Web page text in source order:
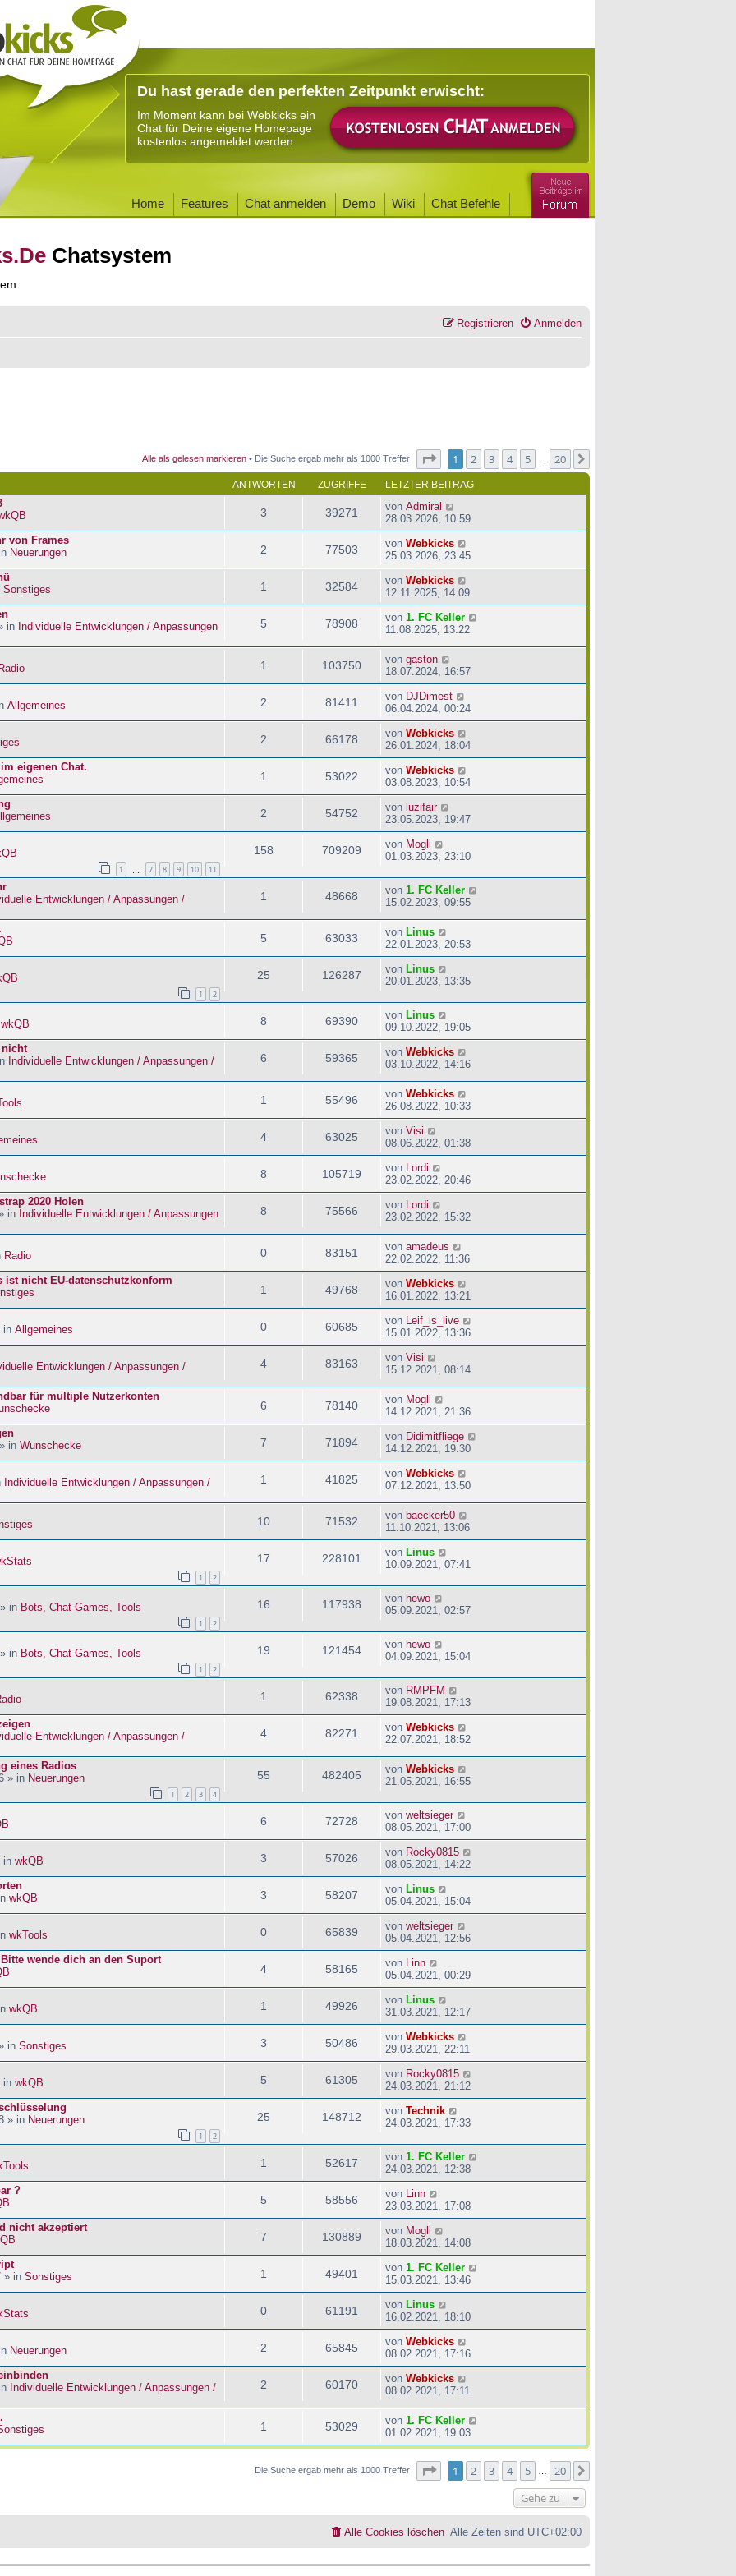
Du hast gerade den perfekten Zeitpunkt erwischt:
Im Moment kann bei Webkicks ein
Chat für Deine eigene Homepage
kostenlos angemeldet werden.
Home Features Chat anmelden Demo Wiki Chat Befehle
Chatsystem
Anmelden
Registrieren
Alle als gelesen markieren • Die Suche ergab mehr als 1000 Treffer Seite von20
1 2 3 4 5 20
ANTWORTEN ZUGRIFFE LETZTER BEITRAG
3 39271 von Admiral
28.03.2026, 10:59
von Frames
Neuerungen 2 77503 von Webkicks
25.03.2026, 23:45
Sonstiges 1 32584 von Webkicks
12.11.2025, 14:09
in Individuelle Entwicklungen / Anpassungen
5 78908 von 1. FC Keller
11.08.2025, 13:22
Radio 1 103750 von gaston
18.07.2024, 16:57
Allgemeines 2 81411 von DJDimest
06.04.2024, 00:24
2 66178 von Webkicks
26.01.2024, 18:04
eigenen Chat.
1 53022 von Webkicks
03.08.2023, 10:54
2 54752 von luzifair
23.05.2023, 19:47
1 7 8 9 10 11
158 709209 von Mogli
01.03.2023, 23:10
Entwicklungen / Anpassungen /
1 48668 von 1. FC Keller
15.02.2023, 09:55
5 63033 von Linus
22.01.2023, 20:53
1 2
25 126287 von Linus
20.01.2023, 13:35
wkQB 8 69390 von Linus
09.10.2022, 19:05
Individuelle Entwicklungen / Anpassungen /
6 59365 von Webkicks
03.10.2022, 14:16
1 55496 von Webkicks
26.08.2022, 10:33
4 63025 von Visi
08.06.2022, 01:38
8 105719 von Lordi
23.02.2022, 20:46
2020 Holen
in Individuelle Entwicklungen / Anpassungen
8 75566 von Lordi
23.02.2022, 15:32
Radio 0 83151 von amadeus
22.02.2022, 11:36
nicht EU-datenschutzkonform
1 49768 von Webkicks
16.01.2022, 13:21
in Allgemeines 0 60685 von Leif_is_live
15.01.2022, 13:36
Entwicklungen / Anpassungen /
4 83163 von Visi
15.12.2021, 08:14
für multiple Nutzerkonten
6 78140 von Mogli
14.12.2021, 21:36
in Wunschecke 7 71894 von Didimitfliege
14.12.2021, 19:30
Individuelle Entwicklungen / Anpassungen /
1 41825 von Webkicks
07.12.2021, 13:50
10 71532 von baecker50
11.10.2021, 13:06
1 2
17 228101 von Linus
10.09.2021, 07:41
in Bots, Chat-Games, Tools
1 2
16 117938 von hewo
05.09.2021, 02:57
in Bots, Chat-Games, Tools
1 2
19 121454 von hewo
04.09.2021, 15:04
1 62338 von RMPFM
19.08.2021, 17:13
Entwicklungen / Anpassungen /
4 82271 von Webkicks
22.07.2021, 18:52
eines Radios
» in Neuerungen
1 2 3 4
55 482405 von Webkicks
21.05.2021, 16:55
6 72728 von weltsieger
08.05.2021, 17:00
in wkQB 3 57026 von Rocky0815
08.05.2021, 14:22
wkQB 3 58207 von Linus
05.04.2021, 15:04
wkTools 0 65839 von weltsieger
05.04.2021, 12:56
wende dich an den Suport
4 58165 von Linn
05.04.2021, 00:29
wkQB 1 49926 von Linus
31.03.2021, 12:17
in Sonstiges 3 50486 von Webkicks
29.03.2021, 22:11
in wkQB 5 61305 von Rocky0815
24.03.2021, 21:12
» in Neuerungen
1 2
25 148712 von Technik
24.03.2021, 17:33
1 52617 von 1. FC Keller
24.03.2021, 12:38
?
5 58556 von Linn
23.03.2021, 17:08
nicht akzeptiert
7 130889 von Mogli
18.03.2021, 14:08
» in Sonstiges 1 49401 von 1. FC Keller
15.03.2021, 13:46
0 61191 von Linus
16.02.2021, 18:10
Neuerungen 2 65845 von Webkicks
08.02.2021, 17:16
Individuelle Entwicklungen / Anpassungen /
2 60170 von Webkicks
08.02.2021, 17:11
1 53029 von 1. FC Keller
01.02.2021, 19:03
Die Suche ergab mehr als 1000 Treffer Seite von20
1 2 3 4 5 20
Gehe zu
Alle Zeiten sind UTC+02:00
Alle Cookies löschen